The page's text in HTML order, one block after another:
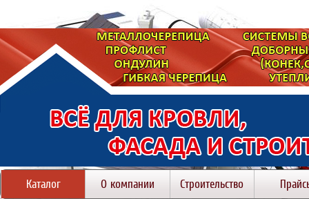
Каталог О компании Строительство